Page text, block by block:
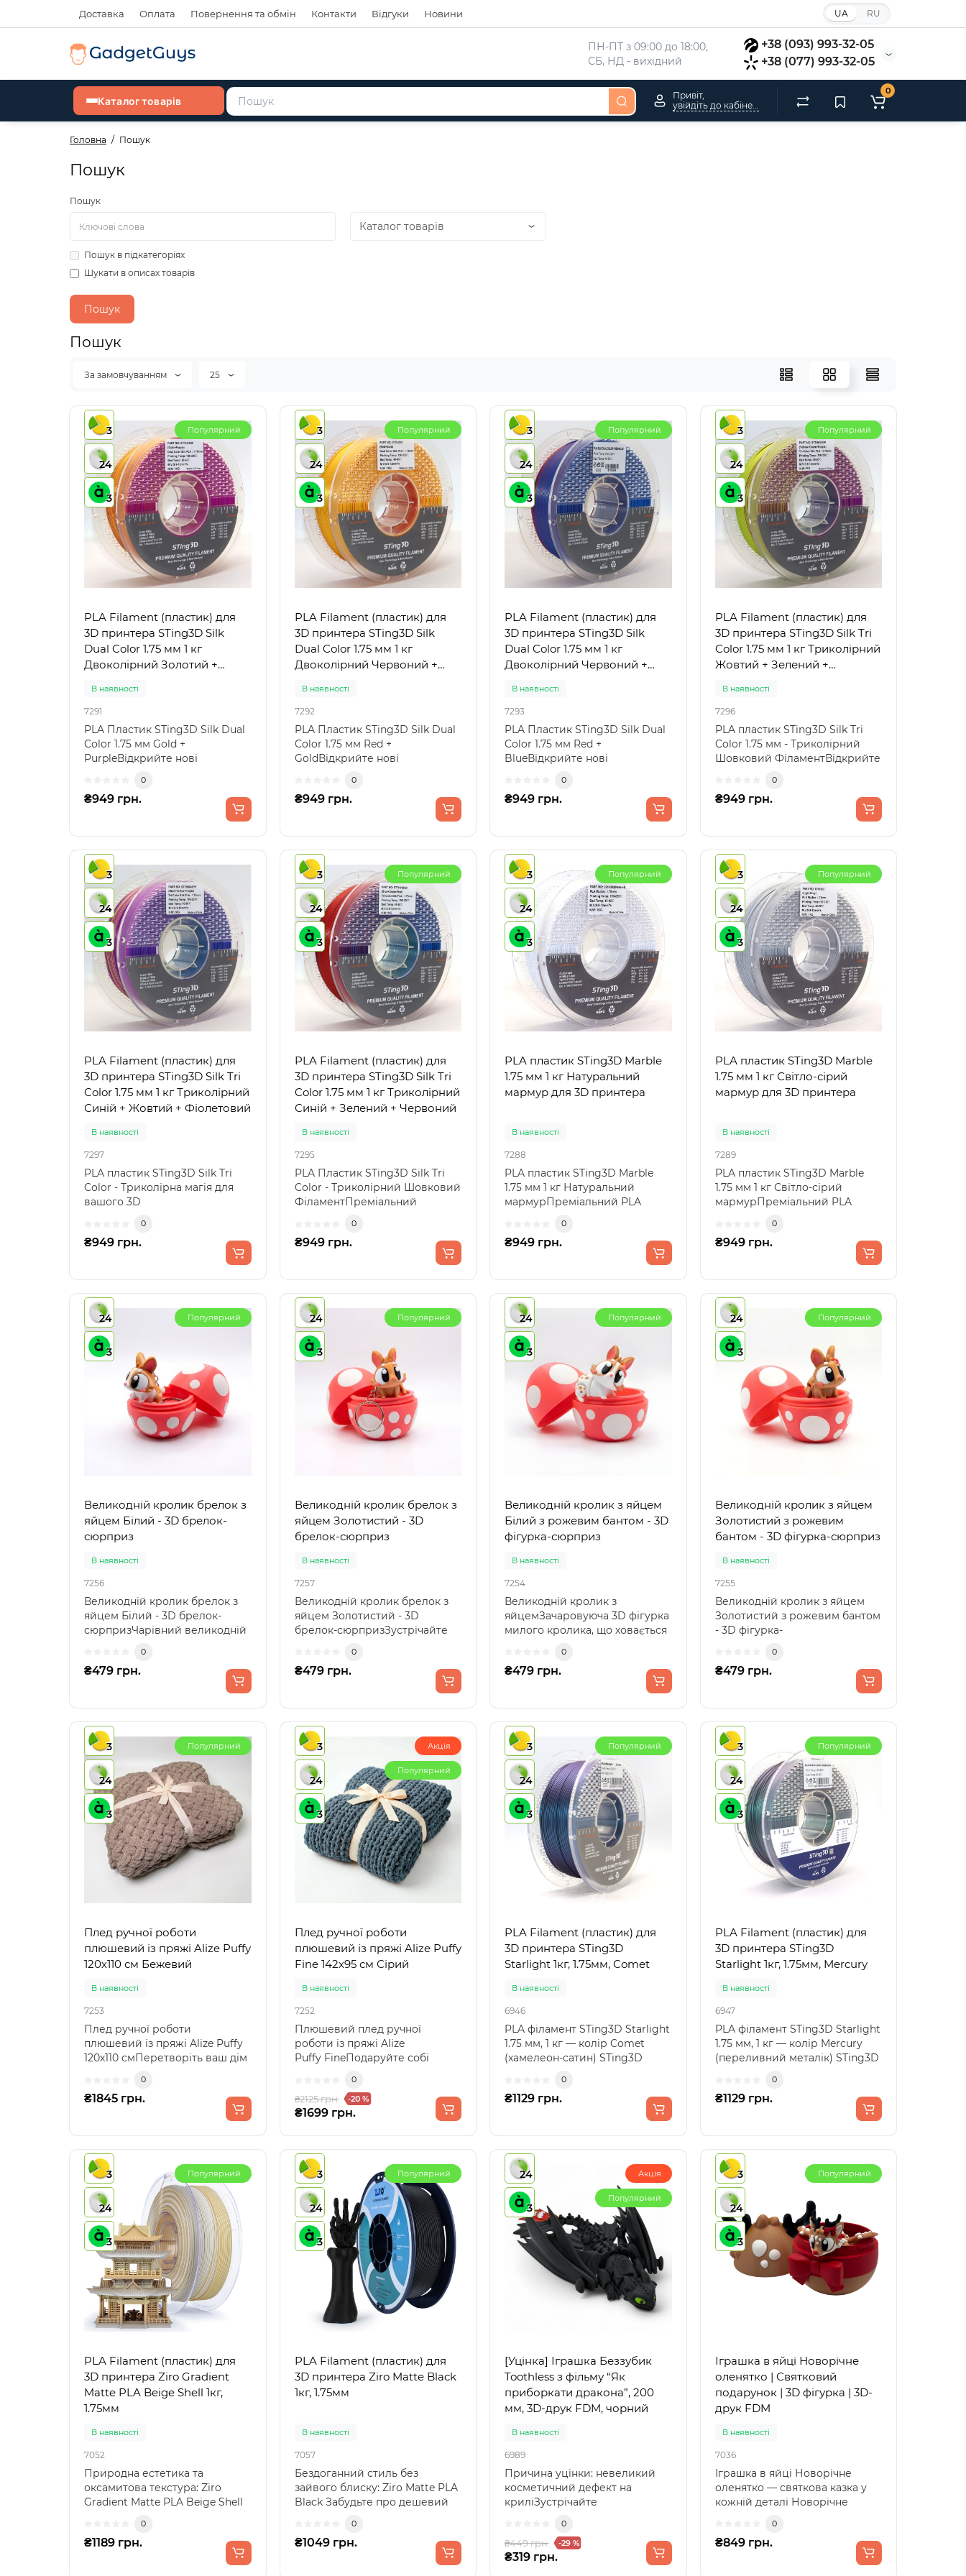
Доставка Оплата Повернення та обмін Контакти Відгуки Новини UA RU
ПН-ПТ з 09:00 до 18:00,
СБ, НД - вихідний
+38 (093) 993-32-05
+38 (077) 993-32-05
Каталог товарів
Привіт,
0
Головна Пошук
Пошук
Пошук
Пошук в підкатегоріях
Шукати в описах товарів
Пошук
За замовчуванням 25
3
24
3
Популярний
PLA Filament (пластик) для
3D принтера STing3D Silk
Dual Color 1.75 мм 1 кг
Двоколірний Золотий +
В наявності
7291
PLA Пластик STing3D Silk Dual
Color 1.75 мм Gold +
PurpleВідкрийте нові
0
₴949 грн.
3
24
3
Популярний
PLA Filament (пластик) для
3D принтера STing3D Silk
Dual Color 1.75 мм 1 кг
Двоколірний Червоний +
В наявності
7292
PLA Пластик STing3D Silk Dual
Color 1.75 мм Red +
GoldВідкрийте нові
0
₴949 грн.
3
24
3
Популярний
PLA Filament (пластик) для
3D принтера STing3D Silk
Dual Color 1.75 мм 1 кг
Двоколірний Червоний +
В наявності
7293
PLA Пластик STing3D Silk Dual
Color 1.75 мм Red +
BlueВідкрийте нові
0
₴949 грн.
3
24
3
Популярний
PLA Filament (пластик) для
3D принтера STing3D Silk Tri
Color 1.75 мм 1 кг Триколірний
Жовтий + Зелений +
В наявності
7296
PLA пластик STing3D Silk Tri
Color 1.75 мм - Триколірний
Шовковий ФіламентВідкрийте
0
₴949 грн.
3
24
3
PLA Filament (пластик) для
3D принтера STing3D Silk Tri
Color 1.75 мм 1 кг Триколірний
Синій + Жовтий + Фіолетовий
В наявності
7297
PLA пластик STing3D Silk Tri
Color - Триколірна магія для
вашого 3D
0
₴949 грн.
3
24
3
Популярний
PLA Filament (пластик) для
3D принтера STing3D Silk Tri
Color 1.75 мм 1 кг Триколірний
Синій + Зелений + Червоний
В наявності
7295
PLA Пластик STing3D Silk Tri
Color - Триколірний Шовковий
ФіламентПреміальний
0
₴949 грн.
3
24
3
Популярний
PLA пластик STing3D Marble
1.75 мм 1 кг Натуральний
мармур для 3D принтера
В наявності
7288
PLA пластик STing3D Marble
1.75 мм 1 кг Натуральний
мармурПреміальний PLA
0
₴949 грн.
3
24
3
Популярний
PLA пластик STing3D Marble
1.75 мм 1 кг Світло-сірий
мармур для 3D принтера
В наявності
7289
PLA пластик STing3D Marble
1.75 мм 1 кг Світло-сірий
мармурПреміальний PLA
0
₴949 грн.
24
3
Популярний
Великодній кролик брелок з
яйцем Білий - 3D брелок-
сюрприз
В наявності
7256
Великодній кролик брелок з
яйцем Білий - 3D брелок-
сюрпризЧарівний великодній
0
₴479 грн.
24
3
Популярний
Великодній кролик брелок з
яйцем Золотистий - 3D
брелок-сюрприз
В наявності
7257
Великодній кролик брелок з
яйцем Золотистий - 3D
брелок-сюрпризЗустрічайте
0
₴479 грн.
24
3
Популярний
Великодній кролик з яйцем
Білий з рожевим бантом - 3D
фігурка-сюрприз
В наявності
7254
Великодній кролик з
яйцемЗачаровуюча 3D фігурка
милого кролика, що ховається
0
₴479 грн.
24
3
Популярний
Великодній кролик з яйцем
Золотистий з рожевим
бантом - 3D фігурка-сюрприз
В наявності
7255
Великодній кролик з яйцем
Золотистий з рожевим бантом
- 3D фігурка-
близьких у..
0
₴479 грн.
3
24
3
Популярний
Плед ручної роботи
плюшевий із пряжі Alize Puffy
120х110 см Бежевий
В наявності
7253
Плед ручної роботи
плюшевий із пряжі Alize Puffy
120х110 смПеретворіть ваш дім
0
₴1845 грн.
3
24
3
Акція
Популярний
Плед ручної роботи
плюшевий із пряжі Alize Puffy
Fine 142х95 см Сірий
В наявності
7252
Плюшевий плед ручної
роботи із пряжі Alize
Puffy FineПодаруйте собі
0
₴2125 грн. -20 %
₴1699 грн.
3
24
3
Популярний
PLA Filament (пластик) для
3D принтера STing3D
Starlight 1кг, 1.75мм, Comet
В наявності
6946
PLA філамент STing3D Starlight
1.75 мм, 1 кг — колір Comet
(хамелеон-сатин) STing3D
0
₴1129 грн.
3
24
3
Популярний
PLA Filament (пластик) для
3D принтера STing3D
Starlight 1кг, 1.75мм, Mercury
В наявності
6947
PLA філамент STing3D Starlight
1.75 мм, 1 кг — колір Mercury
(переливний металік) STing3D
0
₴1129 грн.
3
24
3
Популярний
PLA Filament (пластик) для
3D принтера Ziro Gradient
Matte PLA Beige Shell 1кг,
1.75мм
В наявності
7052
Природна естетика та
оксамитова текстура: Ziro
Gradient Matte PLA Beige Shell
0
₴1189 грн.
3
24
3
Популярний
PLA Filament (пластик) для
3D принтера Ziro Matte Black
1кг, 1.75мм
В наявності
7057
Бездоганний стиль без
зайвого блиску: Ziro Matte PLA
Black Забудьте про дешевий
0
₴1049 грн.
24
3
Акція
Популярний
[Уцінка] Іграшка Беззубик
Toothless з фільму “Як
приборкати дракона”, 200
мм, 3D-друк FDM, чорний
В наявності
6989
Причина уцінки: невеликий
косметичний дефект на
криліЗустрічайте
Беззубика (T..
0
₴449 грн. -29 %
₴319 грн.
3
24
3
Популярний
Іграшка в яйці Новорічне
оленятко | Святковий
подарунок | 3D фігурка | 3D-
друк FDM
В наявності
7036
Іграшка в яйці Новорічне
оленятко — святкова казка у
кожній деталі Новорічне
0
₴849 грн.